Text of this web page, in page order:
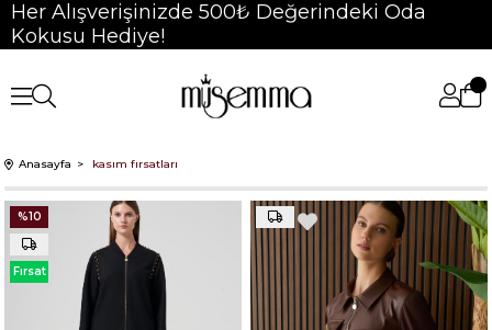
Her Alışverişinizde 500₺ Değerindeki Oda
Kokusu Hediye!
Anasayfa kasım fırsatları
%10
Fırsat